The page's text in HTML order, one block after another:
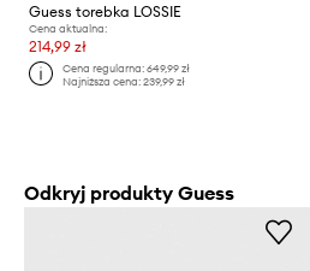
Guess torebka LOSSIE
Cena aktualna:
214,99 zł
Cena regularna:649,99 zł
Najniższa cena:239,99 zł
Odkryj produkty Guess